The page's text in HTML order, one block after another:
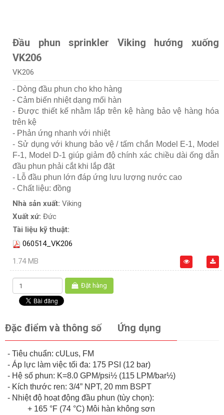
Đầu phun sprinkler Viking hướng xuống
VK206
VK206
- Dòng đầu phun cho kho hàng
- Cảm biến nhiệt dạng mối hàn
- Được thiết kế nhằm lắp trên kệ hàng bảo vệ hàng hóa
trên kệ
- Phản ứng nhanh với nhiệt
- Sử dụng với khung bảo vệ / tấm chắn Model E-1, Model
F-1, Model D-1 giúp giảm độ chính xác chiều dài ống dẫn
đầu phun phải cắt khi lắp đặt
- Lỗ đầu phun lớn đáp ứng lưu lượng nước cao
- Chất liệu: đồng
Nhà sản xuất: Viking
Xuất xứ: Đức
Tài liệu kỹ thuật:
060514_VK206
1.74 MB
Đặt hàng
Đặc điểm và thông số Ứng dụng
- Tiêu chuẩn: cULus, FM
- Áp lực làm việc tối đa: 175 PSI (12 bar)
- Hệ số phun: K=8.0 GPM/psi½ (115 LPM/bar½)
- Kích thước ren: 3/4” NPT, 20 mm BSPT
- Nhiệt độ hoạt động đầu phun (tùy chọn):
+ 165 °F (74 °C) Môi hàn không sơn